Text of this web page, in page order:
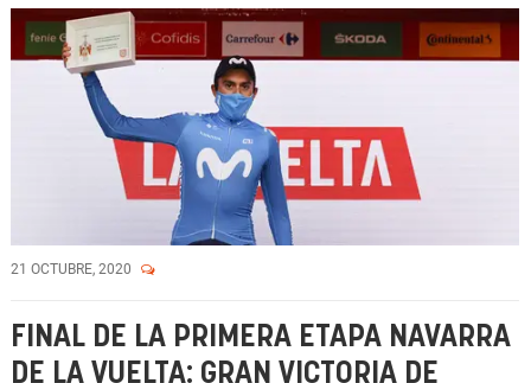
21 OCTUBRE, 2020
FINAL DE LA PRIMERA ETAPA NAVARRA
DE LA VUELTA: GRAN VICTORIA DE